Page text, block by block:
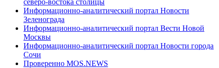
Информационно-аналитический портал Новости
Зеленограда
Информационно-аналитический портал Вести Новой
Москвы
Информационно-аналитический портал Новости города
Сочи
Проверенно MOS.NEWS